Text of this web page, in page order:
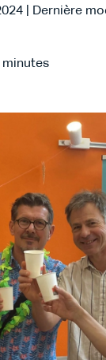
| Dernière
minutes